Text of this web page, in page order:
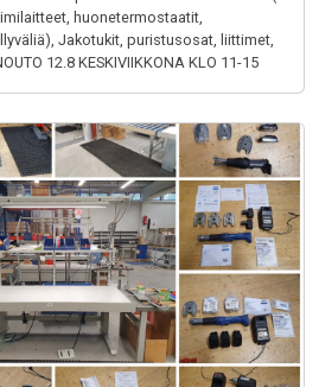
huonetermostaatit,
Jakotukit, puristusosat, liittimet,
12.8 KESKIVIIKKONA KLO 11-15